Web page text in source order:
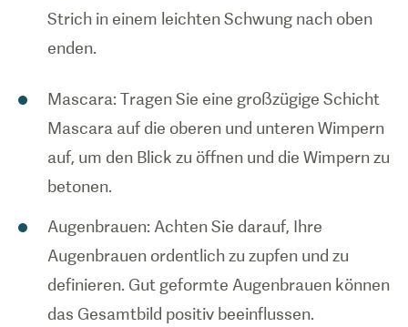
Strich in einem leichten Schwung nach oben
enden.
Mascara: Tragen Sie eine großzügige Schicht
Mascara auf die oberen und unteren Wimpern
auf, um den Blick zu öffnen und die Wimpern zu
betonen.
Augenbrauen: Achten Sie darauf, Ihre
Augenbrauen ordentlich zu zupfen und zu
definieren. Gut geformte Augenbrauen können
das Gesamtbild positiv beeinflussen.